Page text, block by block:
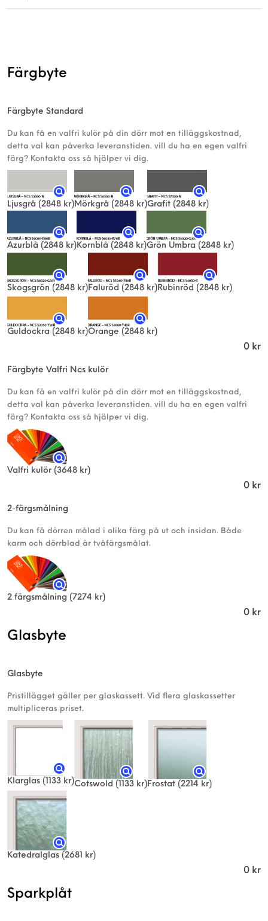
Färgbyte
Färgbyte Standard
Du kan få en valfri kulör på din dörr mot en tilläggskostnad,
detta val kan påverka leveranstiden. vill du ha en egen valfri
färg? Kontakta oss så hjälper vi dig.
Ljusgrå (2848 kr)Mörkgrå (2848 kr)Grafit (2848 kr)
Azurblå (2848 kr)Kornblå (2848 kr)Grön Umbra (2848 kr)
Skogsgrön (2848 kr)Faluröd (2848 kr)Rubinröd (2848 kr)
Guldockra (2848 kr)Orange (2848 kr)
0 kr
Färgbyte Valfri Ncs kulör
Du kan få en valfri kulör på din dörr mot en tilläggskostnad,
detta val kan påverka leveranstiden. vill du ha en egen valfri
färg? Kontakta oss så hjälper vi dig.
Valfri kulör(3648 kr)
0 kr
2-färgsmålning
Du kan få dörren målad i olika färg på ut och insidan. Både
karm och dörrblad är tvåfärgsmålat.
2 färgsmålning (7274 kr)
0 kr
Glasbyte
Glasbyte
Pristillägget gäller per glaskassett. Vid flera glaskassetter
multipliceras priset.
Klarglas (1133 kr)Cotswold (1133 kr)Frostat (2214 kr)
Katedralglas (2681 kr)
0 kr
Sparkplåt